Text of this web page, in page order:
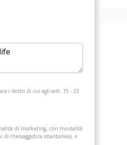
di parcheggio anteriori
digitale dab+
i diritti di cui agli artt. 15 - 23
di marketing, con modalità
messaggistica istantanea), e